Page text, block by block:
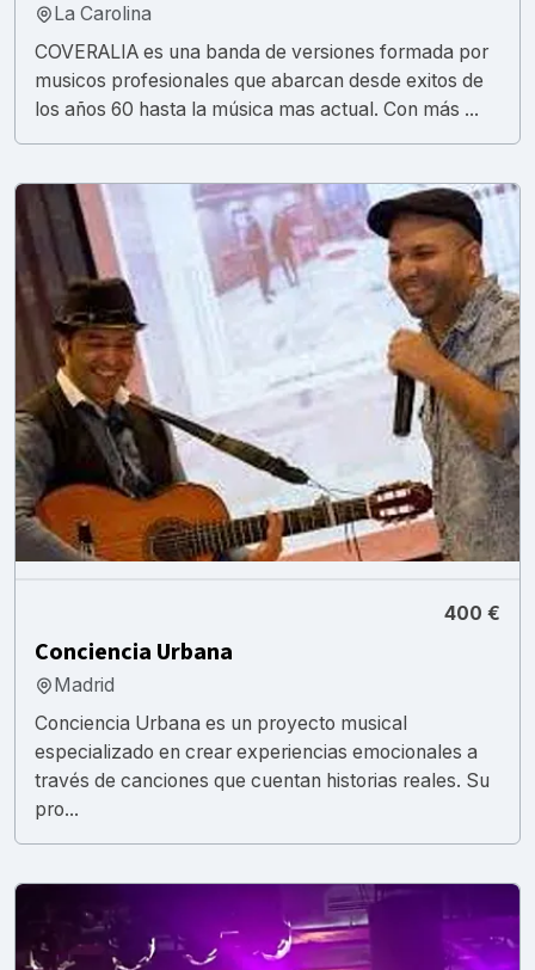
La Carolina
COVERALIA es una banda de versiones formada por
musicos profesionales que abarcan desde exitos de
los años 60 hasta la música mas actual. Con más ...
400 €
Conciencia Urbana
Madrid
Conciencia Urbana es un proyecto musical
especializado en crear experiencias emocionales a
través de canciones que cuentan historias reales. Su
pro...